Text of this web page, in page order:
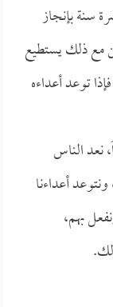
سنة بإنجاز
مع ذلك يستطيع
توعد أعداءه
نعد الناس
أعداءنا
بهم،